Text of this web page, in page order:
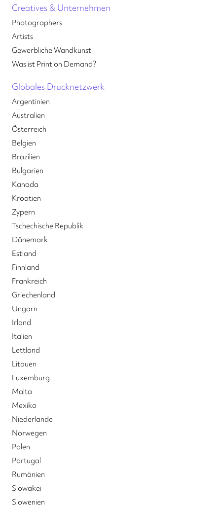
Creatives & Unternehmen
Photographers
Artists
Gewerbliche Wandkunst
Was ist Print on Demand?
Globales Drucknetzwerk
Argentinien
Australien
Österreich
Belgien
Brazilien
Bulgarien
Kanada
Kroatien
Zypern
Tschechische Republik
Dänemark
Estland
Finnland
Frankreich
Griechenland
Ungarn
Irland
Italien
Lettland
Litauen
Luxemburg
Malta
Mexiko
Niederlande
Norwegen
Polen
Portugal
Rumänien
Slowakei
Slowenien